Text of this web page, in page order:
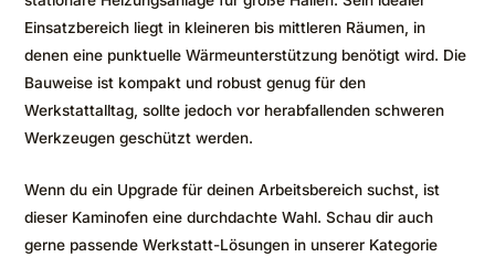
Einsatzbereich liegt in kleineren bis mittleren Räumen, in
denen eine punktuelle Wärmeunterstützung benötigt wird. Die
Bauweise ist kompakt und robust genug für den
Werkstattalltag, sollte jedoch vor herabfallenden schweren
Werkzeugen geschützt werden.
Wenn du ein Upgrade für deinen Arbeitsbereich suchst, ist
dieser Kaminofen eine durchdachte Wahl. Schau dir auch
gerne passende Werkstatt-Lösungen in unserer Kategorie